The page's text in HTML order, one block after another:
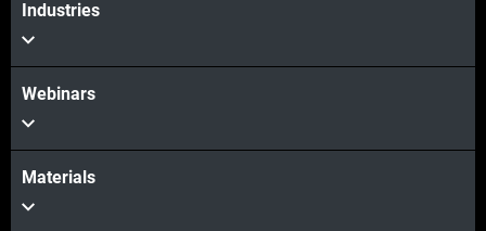
Industries
Webinars
Materials